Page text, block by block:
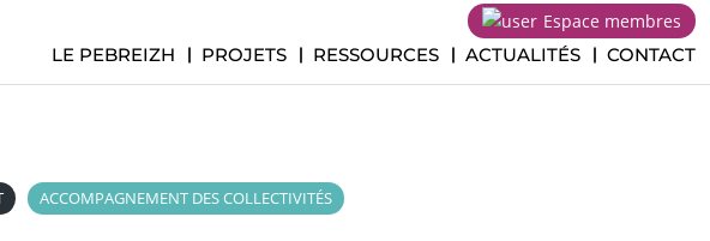
Espace membres
LE PEBREIZH
PROJETS RESSOURCES ACTUALITÉS CONTACT
ACCOMPAGNEMENT DES COLLECTIVITÉS